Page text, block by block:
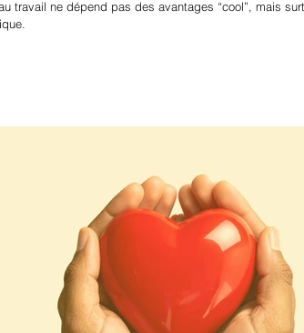
travail ne dépend pas des avantages “cool”, mais